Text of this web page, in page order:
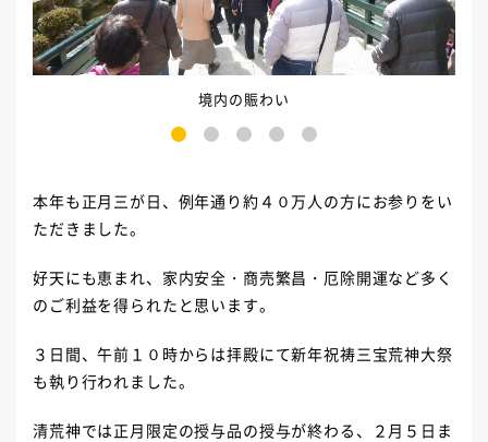
境内の賑わい
3 4 5
本年も正月三が日、例年通り約４０万人の方にお参りをい
ただきました。
好天にも恵まれ、家内安全・商売繁昌・厄除開運など多く
のご利益を得られたと思います。
３日間、午前１０時からは拝殿にて新年祝祷三宝荒神大祭
も執り行われました。
清荒神では正月限定の授与品の授与が終わる、２月５日ま